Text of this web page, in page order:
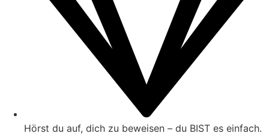
Hörst du auf, dich zu beweisen – du BIST es einfach.